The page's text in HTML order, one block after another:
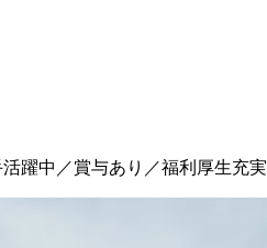
躍中／賞与あり／福利厚生充実